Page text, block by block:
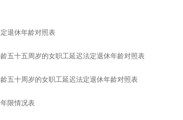
退休年龄对照表
五十五周岁的女职工延迟法定退休年龄对照表
五十周岁的女职工延迟法定退休年龄对照表
限情况表